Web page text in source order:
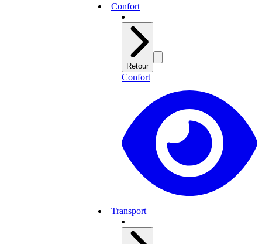
Confort
Retour
Confort
Transport